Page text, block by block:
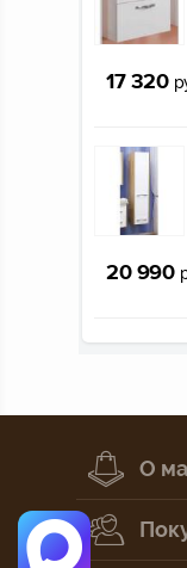
17 320
20 990
О